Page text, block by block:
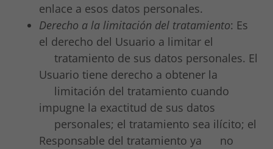
enlace a esos datos personales.
Derecho a la limitación del tratamiento: Es
el derecho del Usuario a limitar el
tratamiento de sus datos personales. El
Usuario tiene derecho a obtener la
limitación del tratamiento cuando
impugne la exactitud de sus datos
personales; el tratamiento sea ilícito; el
Responsable del tratamiento ya no